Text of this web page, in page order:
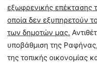
εξωφρενικής επέκτασης
οποία δεν εξυπηρετούν
των δημοτών μας.
υποβάθμιση της
της τοπικής οικονομίας